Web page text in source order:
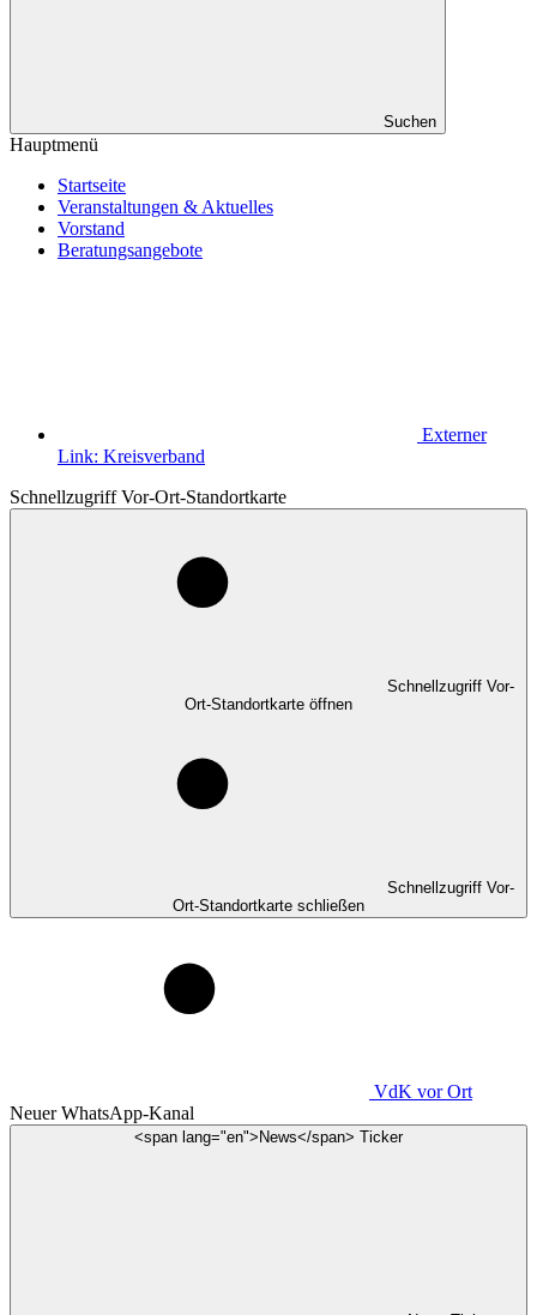
Suchen
Hauptmenü
Startseite
Veranstaltungen & Aktuelles
Vorstand
Beratungsangebote
Externer
Link: Kreisverband
Schnellzugriff Vor-Ort-Standortkarte
Schnellzugriff Vor-
Ort-Standortkarte öffnen
Schnellzugriff Vor-
Ort-Standortkarte schließen
VdK vor Ort
Neuer WhatsApp-Kanal
<span lang="en">News</span> Ticker